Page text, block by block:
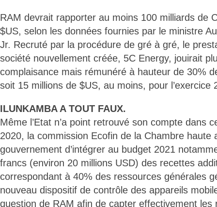
RAM devrait rapporter au moins 100 milliards de
$US, selon les données fournies par le ministre
Jr. Recruté par la procédure de gré à gré, le
société nouvellement créée, 5C Energy, jouirait
complaisance mais rémunéré à hauteur de 30%
soit 15 millions de $US, au moins, pour l’exercice
ILUNKAMBA A TOUT FAUX.
Même l’Etat n’a point retrouvé son compte dans
2020, la commission Ecofin de la Chambre haute
gouvernement d’intégrer au budget 2021
francs (environ 20 millions USD) des recettes
correspondant à 40% des ressources générales
nouveau dispositif de contrôle des appareils
question de RAM afin de capter effectivement